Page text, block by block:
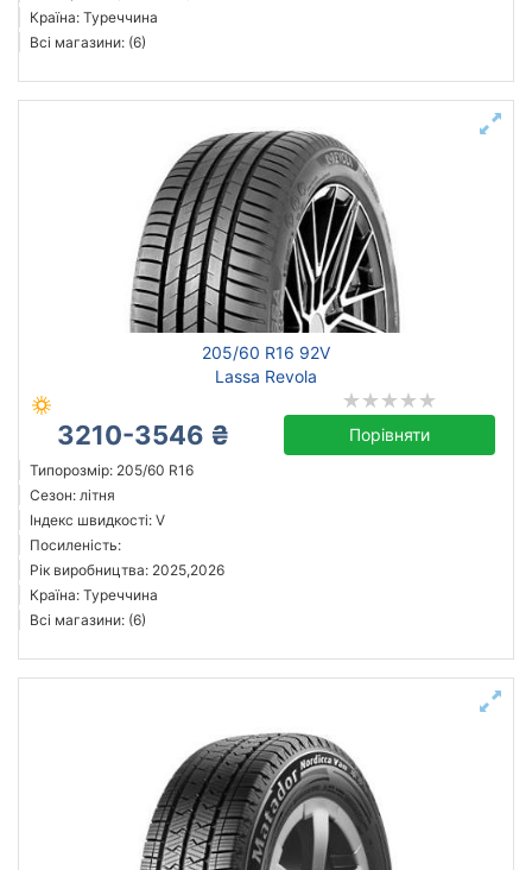
Країна: Туреччина
Всі магазини: (6)
205/60 R16 92V
Lassa Revola
3210-3546 ₴ Порівняти
Типорозмір: 205/60 R16
Сезон: літня
Індекс швидкості: V
Посиленість:
Рік виробництва: 2025,2026
Країна: Туреччина
Всі магазини: (6)